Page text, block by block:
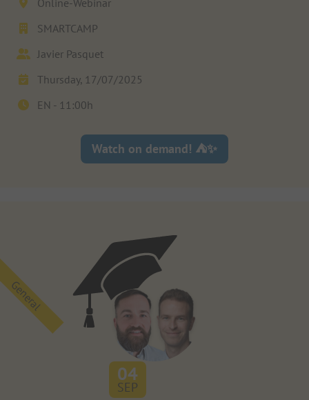
SMARTCAMP
Javier Pasquet
Thursday, 17/07/2025
EN - 11:00h
Watch on demand! ⛺✨
General
04
SEP